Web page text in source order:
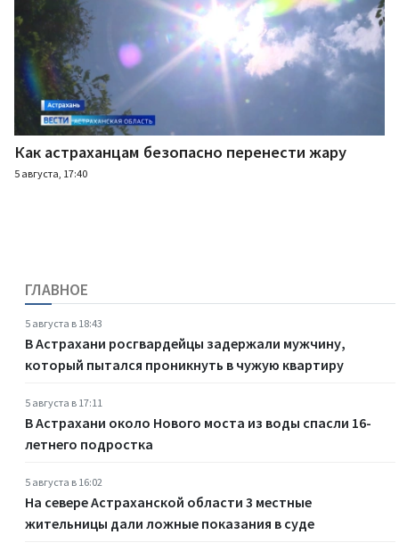
Как астраханцам безопасно перенести жару
5 августа, 17:40
ГЛАВНОЕ
5 августа в 18:43
В Астрахани росгвардейцы задержали мужчину,
который пытался проникнуть в чужую квартиру
5 августа в 17:11
В Астрахани около Нового моста из воды спасли 16-
летнего подростка
5 августа в 16:02
На севере Астраханской области 3 местные
жительницы дали ложные показания в суде